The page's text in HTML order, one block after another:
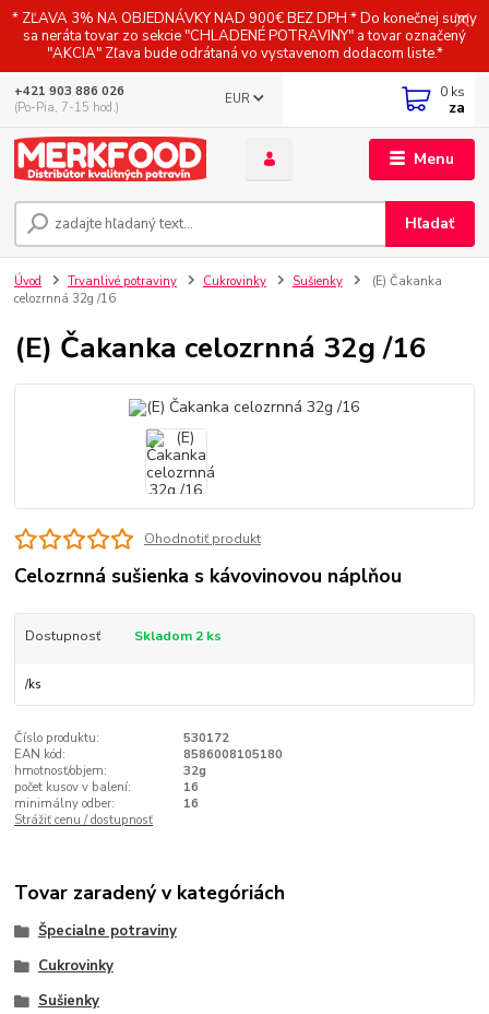
* ZĽAVA 3% NA OBJEDNÁVKY NAD 900€ BEZ DPH * Do konečnej sumy
sa neráta tovar zo sekcie "CHLADENÉ POTRAVINY" a tovar označený
"AKCIA" Zľava bude odrátaná vo vystavenom dodacom liste.*
Menu
EUR
Hľadať
+421 903 886 026
(Po-Pia, 7-15 hod.)
0 ks
za
Úvod Trvanlivé potraviny Cukrovinky Sušienky
(E) Čakanka
celozrnná 32g /16
(E) Čakanka celozrnná 32g /16
Ohodnotiť produkt
Celozrnná sušienka s kávovinovou náplňou
Dostupnosť Skladom 2 ks
/ks
Číslo produktu:
530172
EAN kód:
8586008105180
hmotnosť/objem:
32g
počet kusov v balení:
16
minimálny odber:
16
Strážiť cenu / dostupnosť
Tovar zaradený v kategóriách
Špecialne potraviny
Cukrovinky
Sušienky